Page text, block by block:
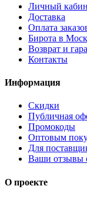
Личный
Доставка
Оплата
Бирота в
Возврат и
Контакты
Информация
Скидки
Публичная
Промокоды
Оптовым
Для
Ваши отзывы
О проекте